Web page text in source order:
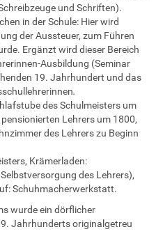
und Schriften).
in der Schule: Hier wird
der Aussteuer, zum Führen
Ergänzt wird dieser Bereich
Ausbildung (Seminar
19. Jahrhundert und das
.
des Schulmeisters um
Lehrers um 1800,
des Lehrers zu Beginn
Krämerladen:
des Lehrers),
Schuhmacherwerkstatt.
wurde ein dörflicher
Jahrhunderts originalgetreu